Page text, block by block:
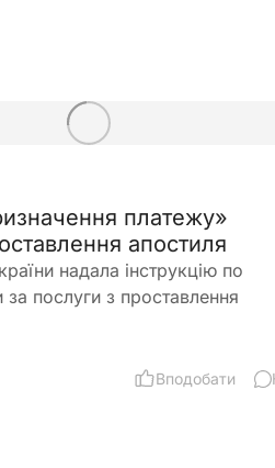
платежу»
апостиля
надала інструкцію по
за послуги з проставлення
Вподобати